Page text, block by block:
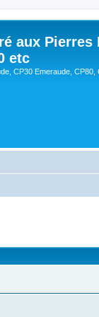
aux Pierres
etc
CP30 Emeraude, CP80,